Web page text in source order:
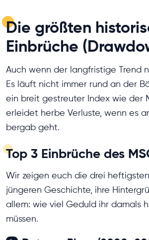
Die größten
Einbrüche
Auch wenn der langfristige Trend
Es läuft nicht immer rund an der
ein breit gestreuter Index wie der
erleidet herbe Verluste, wenn es
bergab geht.
Top 3 Einbrüche des
Wir zeigen euch die drei
jüngeren Geschichte, ihre
allem: wie viel Geduld ihr damals
müssen.